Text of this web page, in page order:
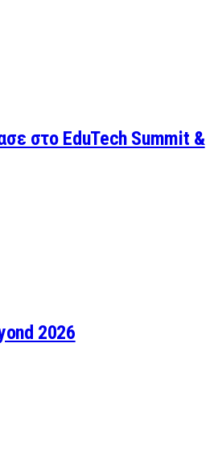
στο EduTech Summit &
2026